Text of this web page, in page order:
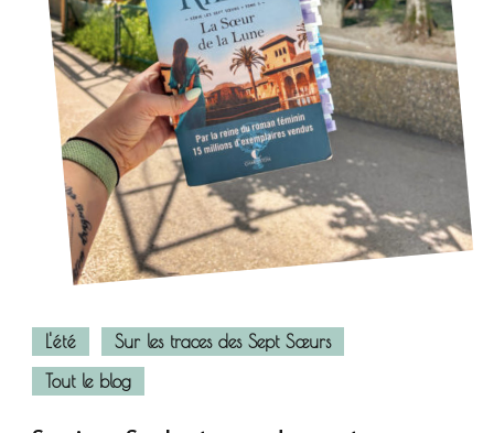
L'été
Sur les traces des Sept Sœurs
Tout le blog